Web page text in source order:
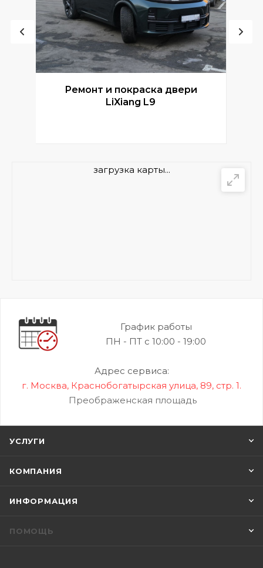
Ремонт и покраска двери
LiXiang L9
загрузка карты...
График работы
ПН - ПТ с 10:00 - 19:00
Адрес сервиса:
г. Москва, Краснобогатырская улица, 89, стр. 1.
Преображенская площадь
УСЛУГИ
КОМПАНИЯ
ИНФОРМАЦИЯ
ПОМОЩЬ